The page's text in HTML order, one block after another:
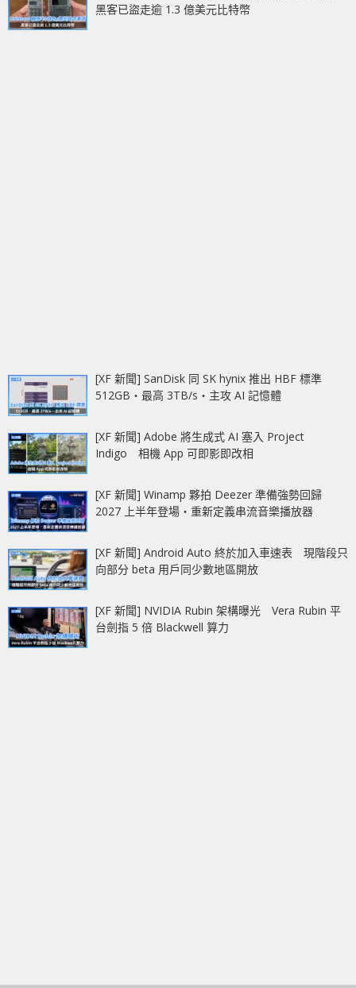
黑客已盜走逾 1.3 億美元比特幣
[XF 新聞] SanDisk 同 SK hynix 推出 HBF 標準
512GB‧最高 3TB/s‧主攻 AI 記憶體
[XF 新聞] Adobe 將生成式 AI 塞入 Project
Indigo 相機 App 可即影即改相
[XF 新聞] Winamp 夥拍 Deezer 準備強勢回歸
2027 上半年登場‧重新定義串流音樂播放器
[XF 新聞] Android Auto 終於加入車速表 現階段只
向部分 beta 用戶同少數地區開放
[XF 新聞] NVIDIA Rubin 架構曝光 Vera Rubin 平
台劍指 5 倍 Blackwell 算力